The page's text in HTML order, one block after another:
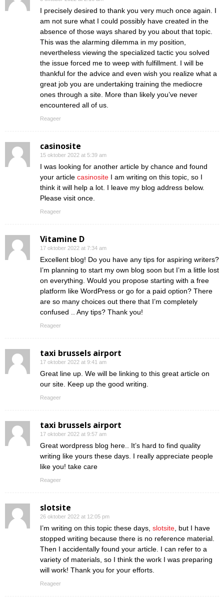
I precisely desired to thank you very much once again. I
am not sure what I could possibly have created in the
absence of those ways shared by you about that topic.
This was the alarming dilemma in my position,
nevertheless viewing the specialized tactic you solved
the issue forced me to weep with fulfillment. I will be
thankful for the advice and even wish you realize what a
great job you are undertaking training the mediocre
ones through a site. More than likely you’ve never
encountered all of us.
Reageer
casinosite
15 oktober 2022 at 5:39 am
I was looking for another article by chance and found
your article casinosite I am writing on this topic, so I
think it will help a lot. I leave my blog address below.
Please visit once.
Reageer
Vitamine D
17 oktober 2022 at 7:34 am
Excellent blog! Do you have any tips for aspiring writers?
I’m planning to start my own blog soon but I’m a little lost
on everything. Would you propose starting with a free
platform like WordPress or go for a paid option? There
are so many choices out there that I’m completely
confused .. Any tips? Thank you!
Reageer
taxi brussels airport
17 oktober 2022 at 9:41 am
Great line up. We will be linking to this great article on
our site. Keep up the good writing.
Reageer
taxi brussels airport
17 oktober 2022 at 9:57 am
Great wordpress blog here.. It’s hard to find quality
writing like yours these days. I really appreciate people
like you! take care
Reageer
slotsite
26 oktober 2022 at 12:05 pm
I’m writing on this topic these days, slotsite , but I have
stopped writing because there is no reference material.
Then I accidentally found your article. I can refer to a
variety of materials, so I think the work I was preparing
will work! Thank you for your efforts.
Reageer